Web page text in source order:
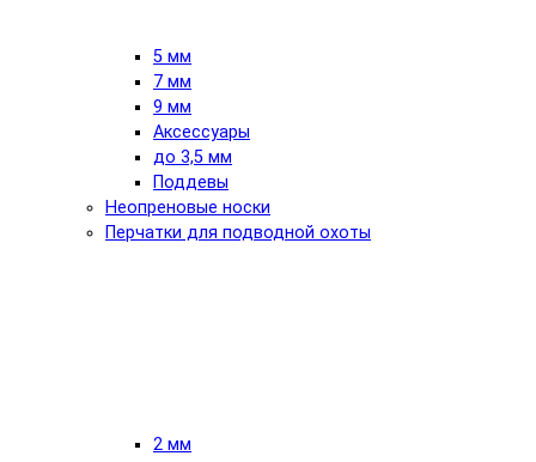
5 мм
7 мм
9 мм
Аксессуары
до 3,5 мм
Поддевы
Неопреновые носки
Перчатки для подводной охоты
2 мм